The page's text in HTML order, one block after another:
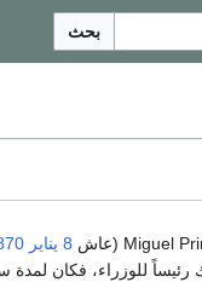
بحث
8 يناير
رئيساً للوزراء، فكان لمدة